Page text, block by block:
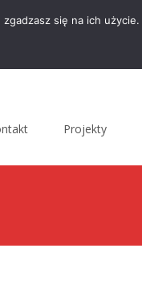
Projekty
się na ich użycie.